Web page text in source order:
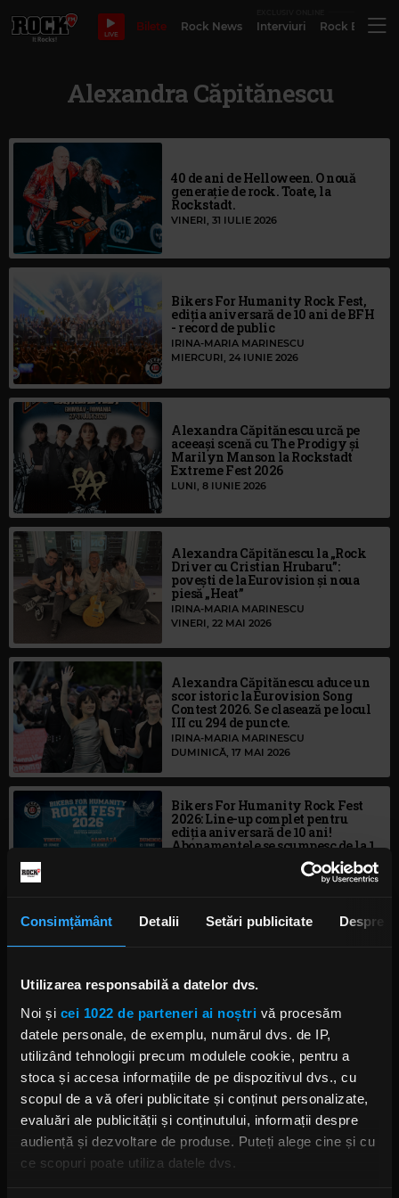
Consimțământ Detalii Setări publicitate Despre
Utilizarea responsabilă a datelor dvs.
Noi și cei 1022 de parteneri ai noștri vă procesăm
datele personale, de exemplu, numărul dvs. de IP,
utilizând tehnologii precum modulele cookie, pentru a
stoca și accesa informațiile de pe dispozitivul dvs., cu
scopul de a vă oferi publicitate și conținut personalizate,
evaluări ale publicității și conținutului, informații despre
audiență și dezvoltare de produse. Puteți alege cine și cu
ce scopuri poate utiliza datele dvs.
LIVE
Bilete Rock News Interviuri Rock
Alexandra Căpitănescu
40 de ani de Helloween. O nouă
generație de rock. Toate, la
Rockstadt.
VINERI, 31 IULIE 2026
Bikers For Humanity Rock Fest,
ediția aniversară de 10 ani de BFH
- record de public
IRINA-MARIA MARINESCU
MIERCURI, 24 IUNIE 2026
Alexandra Căpitănescu urcă pe
aceeași scenă cu The Prodigy și
Marilyn Manson la Rockstadt
Extreme Fest 2026
LUNI, 8 IUNIE 2026
Alexandra Căpitănescu la „Rock
Driver cu Cristian Hrubaru”:
povești de la Eurovision și noua
piesă „Heat”
IRINA-MARIA MARINESCU
VINERI, 22 MAI 2026
Alexandra Căpitănescu aduce un
scor istoric la Eurovision Song
Contest 2026. Se clasează pe locul
III cu 294 de puncte.
IRINA-MARIA MARINESCU
DUMINICĂ, 17 MAI 2026
Bikers For Humanity Rock Fest
2026: Line-up complet pentru
ediția aniversară de 10 ani!
Abonamentele se scumpesc de la 1
IRINA-MARIA MARINESCU
2026
JOI, 5 MARTIE 2026
Alexandra Căpitănescu, despre
finala Eurovision, la „Rock Driver
cu Cristian Hrubaru”
IRINA-MARIA MARINESCU
MIERCURI, 18 FEBRUARIE 2026